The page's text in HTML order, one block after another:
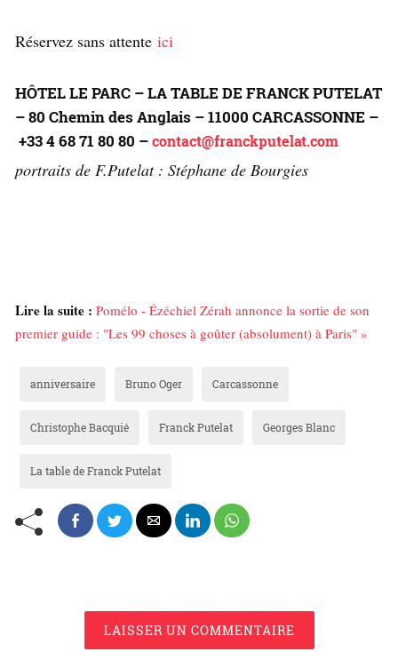
Réservez sans attente ici
HÔTEL LE PARC – LA TABLE DE FRANCK PUTELAT
–80 Chemin des Anglais –11000 CARCASSONNE –
+33 4 68 71 80 80 –contact@franckputelat.com
portraits de F.Putelat : Stéphane de Bourgies
Lire la suite : Pomélo - Ézéchiel Zérah annonce la sortie de son
premier guide : "Les 99 choses à goûter (absolument) à Paris" »
anniversaire Bruno Oger Carcassonne
Christophe Bacquié Franck Putelat Georges Blanc
La table de Franck Putelat
LAISSER UN COMMENTAIRE